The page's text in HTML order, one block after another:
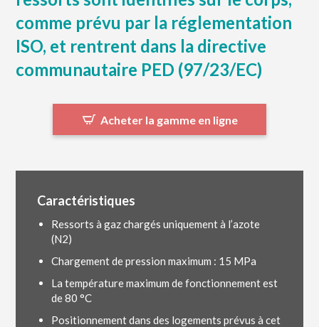
comme prévu par la réglementation
ISO, et rentrent dans la directive
communautaire PED (97/23/EC)
Acheter la gamme en ligne
Caractéristiques
Ressorts à gaz chargés uniquement à l’azote
(N2)
Chargement de pression maximum : 15 MPa
La température maximum de fonctionnement est
de 80 °C
Positionnement dans des logements prévus à cet